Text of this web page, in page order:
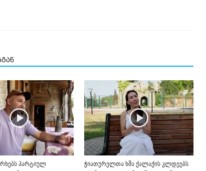
პარტიულ
ჭიათურელთა ხმა ქალაქის კლდეებს